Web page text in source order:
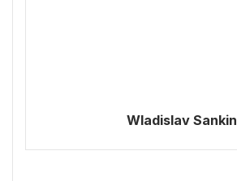
Wladislav Sankin